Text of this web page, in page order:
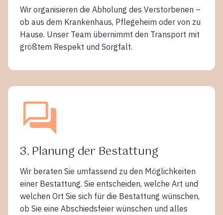
Wir organisieren die Abholung des Verstorbenen –
ob aus dem Krankenhaus, Pflegeheim oder von zu
Hause. Unser Team übernimmt den Transport mit
größtem Respekt und Sorgfalt.
3. Planung der Bestattung
Wir beraten Sie umfassend zu den Möglichkeiten
einer Bestattung. Sie entscheiden, welche Art und
welchen Ort Sie sich für die Bestattung wünschen,
ob Sie eine Abschiedsfeier wünschen und alles